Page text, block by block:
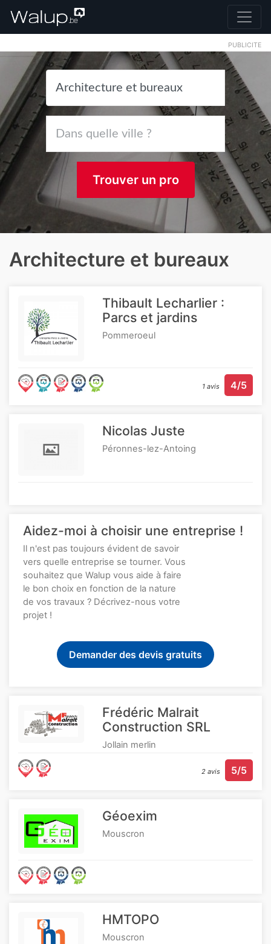
PUBLICITE
Trouver un pro
Architecture et bureaux
Thibault Lecharlier :
Parcs et jardins
Pommeroeul
1 avis 4/5
Nicolas Juste
Péronnes-lez-Antoing
Aidez-moi à choisir une entreprise !
Il n'est pas toujours évident de savoir
vers quelle entreprise se tourner. Vous
souhaitez que Walup vous aide à faire
le bon choix en fonction de la nature
de vos travaux ? Décrivez-nous votre
projet !
Demander des devis gratuits
Frédéric Malrait
Construction SRL
Jollain merlin
2 avis 5/5
Géoexim
Mouscron
HMTOPO
Mouscron